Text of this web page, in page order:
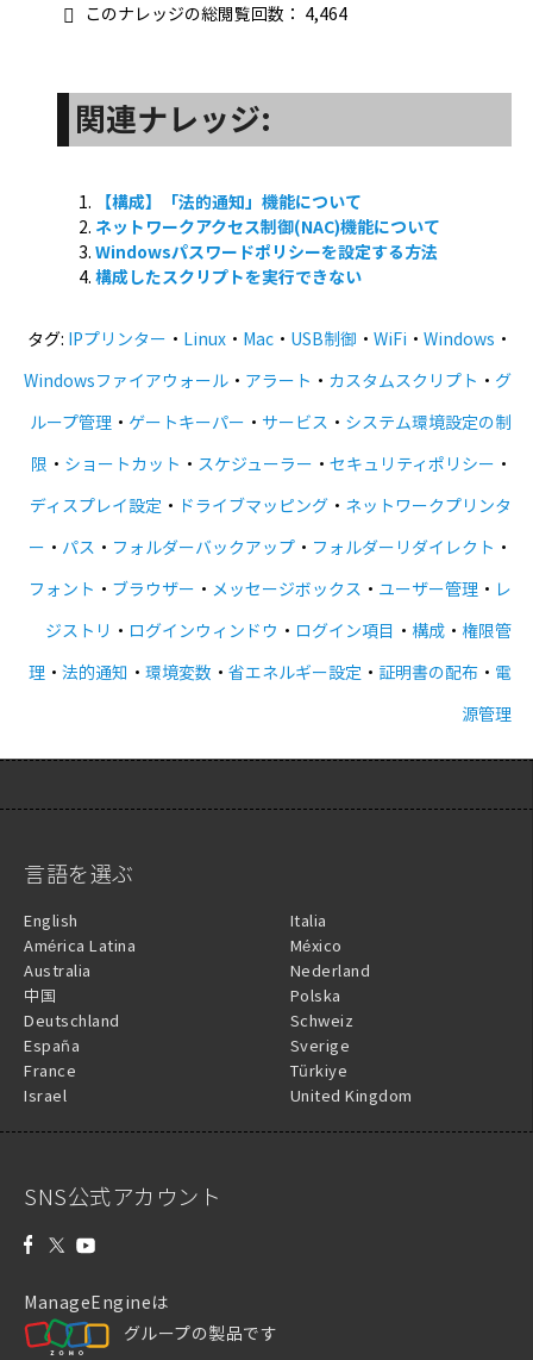
このナレッジの総閲覧回数： 4,464
関連ナレッジ:
【構成】「法的通知」機能について
ネットワークアクセス制御(NAC)機能について
Windowsパスワードポリシーを設定する方法
構成したスクリプトを実行できない
タグ: IPプリンター ・ Linux ・ Mac ・ USB制御 ・WiFi ・Windows ・
Windowsファイアウォール ・ アラート ・ カスタムスクリプト ・ グ
ループ管理 ・ ゲートキーパー ・ サービス ・ システム環境設定の制
限 ・ ショートカット ・ スケジューラー ・セキュリティポリシー ・
ディスプレイ設定 ・ ドライブマッピング ・ ネットワークプリンタ
ー ・ パス ・ フォルダーバックアップ ・ フォルダーリダイレクト ・
フォント ・ ブラウザー ・ メッセージボックス ・ ユーザー管理 ・ レ
ジストリ ・ ログインウィンドウ ・ ログイン項目 ・構成 ・権限管
理 ・法的通知 ・環境変数 ・省エネルギー設定 ・ 証明書の配布 ・ 電
源管理
言語を選ぶ
English
América Latina
Australia
中国
Deutschland
España
France
Israel
Italia
México
Nederland
Polska
Schweiz
Sverige
Türkiye
United Kingdom
SNS公式アカウント
ManageEngineは
グループの製品です